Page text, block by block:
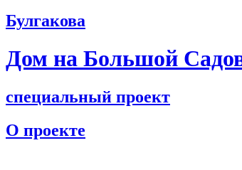
Булгакова
Дом на Большой
специальный проект
О проекте